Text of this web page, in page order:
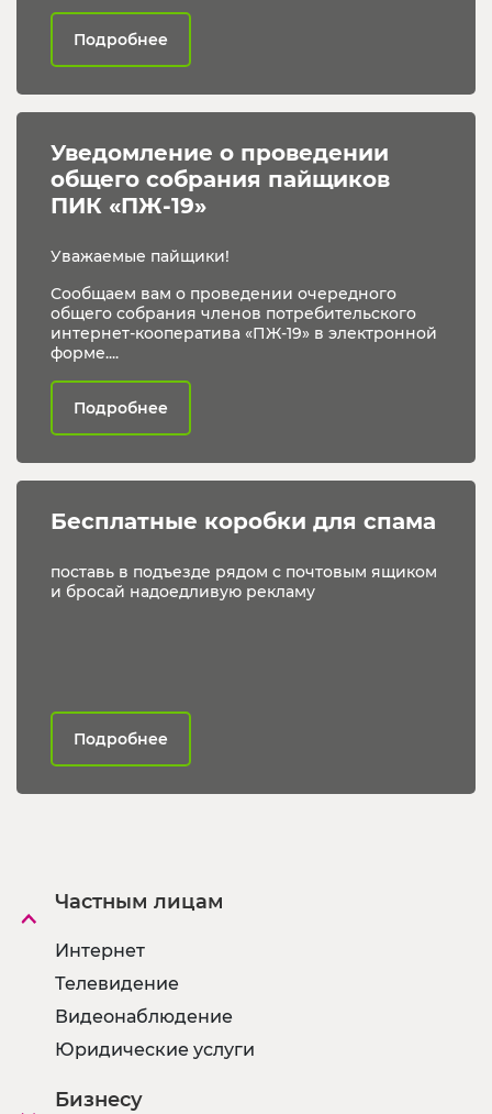
Подробнее
Уведомление о проведении
общего собрания пайщиков
ПИК «ПЖ-19»
Уважаемые пайщики!
Сообщаем вам о проведении очередного
общего собрания членов потребительского
интернет-кооператива «ПЖ-19» в электронной
форме....
Подробнее
Бесплатные коробки для спама
поставь в подъезде рядом с почтовым ящиком
и бросай надоедливую рекламу
Подробнее
Частным лицам
Интернет
Телевидение
Видеонаблюдение
Юридические услуги
Бизнесу